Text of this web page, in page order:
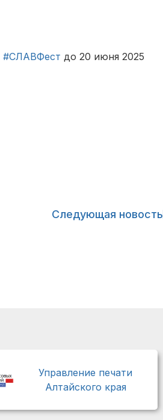
#СЛАВФест до 20 июня 2025
Следующая новость
Управление печати
Алтайского края